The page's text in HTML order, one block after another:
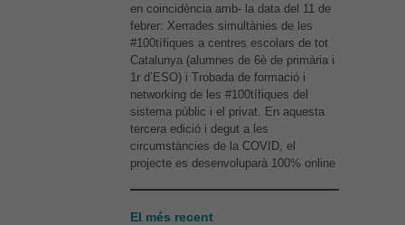
en coincidència amb- la data del 11 de
febrer: Xerrades simultànies de les
#100tífiques a centres escolars de tot
Catalunya (alumnes de 6è de primària i
1r d’ESO) i Trobada de formació i
networking de les #100tífiques del
sistema públic i el privat. En aquesta
tercera edició i degut a les
circumstàncies de la COVID, el
projecte es desenvoluparà 100% online
El més recent